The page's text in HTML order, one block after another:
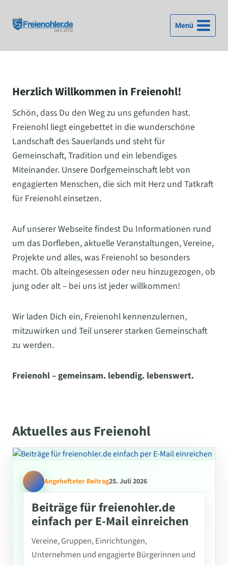
Inhalt
springen
Menü
Herzlich Willkommen in Freienohl!
Schön, dass Du den Weg zu uns gefunden hast.
Freienohl liegt eingebettet in die wunderschöne
Landschaft des Sauerlands und steht für
Gemeinschaft, Tradition und ein lebendiges
Miteinander. Unsere Dorfgemeinschaft lebt von
engagierten Menschen, die sich mit Herz und Tatkraft
für Freienohl einsetzen.
Auf unserer Webseite findest Du Informationen rund
um das Dorfleben, aktuelle Veranstaltungen, Vereine,
Projekte und alles, was Freienohl so besonders
macht. Ob alteingesessen oder neu hinzugezogen, ob
jung oder alt – bei uns ist jeder willkommen!
Wir laden Dich ein, Freienohl kennenzulernen,
mitzuwirken und Teil unserer starken Gemeinschaft
zu werden.
Freienohl – gemeinsam. lebendig. lebenswert.
Aktuelles aus Freienohl
Angehefteter Beitrag25. Juli 2026
Beiträge für freienohler.de
einfach per E-Mail einreichen
Vereine, Gruppen, Einrichtungen,
Unternehmen und engagierte Bürgerinnen und